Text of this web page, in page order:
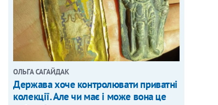
ОЛЬГА САГАЙДАК
Держава хоче контролювати приватні
колекції. Але чи має і може вона це